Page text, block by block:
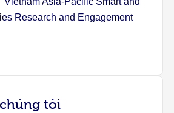
Research and Engagement
tôi